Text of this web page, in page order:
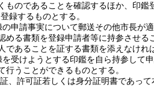
ものであることを確認するほか、印
録するものとする。
申請事実について郵送その他市長が
める書類を登録申請者等に持参させる
であることを証する書類を添えなけれ
受けようとする印鑑を自ら持参して申
うことができるものとする。
、許可証若しくは身分証明書であっ